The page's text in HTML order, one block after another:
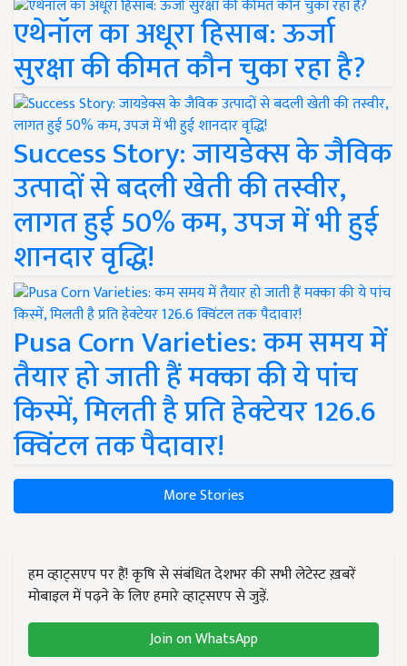
एथेनॉल का अधूरा हिसाब: ऊर्जा
सुरक्षा की कीमत कौन चुका रहा है?
Success Story: जायडेक्स के जैविक
उत्पादों से बदली खेती की तस्वीर,
लागत हुई 50% कम, उपज में भी हुई
शानदार वृद्धि!
Pusa Corn Varieties: कम समय में
तैयार हो जाती हैं मक्का की ये पांच
किस्में, मिलती है प्रति हेक्टेयर 126.6
क्विंटल तक पैदावार!
More Stories
हम व्हाट्सएप पर हैं! कृषि से संबंधित देशभर की सभी लेटेस्ट ख़बरें
मोबाइल में पढ़ने के लिए हमारे व्हाट्सएप से जुड़ें.
Join on WhatsApp